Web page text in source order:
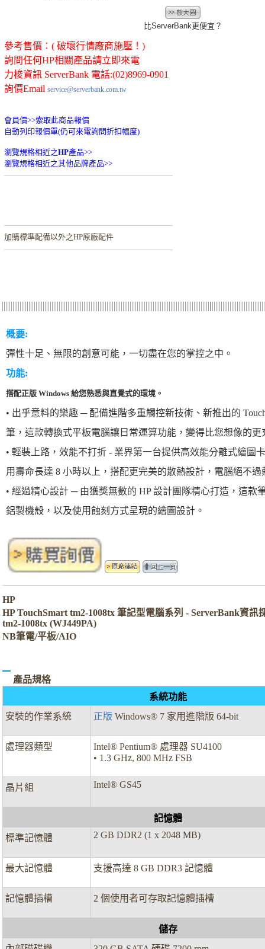
比ServerBank更便宜？
參考售價：( 破壞行情廠商施壓！)
詢問任何HP相關產品請立即來電
力梭資訊 ServerBank 電話:(02)8969-0901
詢價Email service@serverbank.com.tw
會員價>>索取此商品報價
自動列印報價單(仍可來電詢問折扣幅度)
瀏覽規格相近之HP產品>>
瀏覽規格相近之其他品牌產品>>
加購標準配備以外之HP原廠配件
概要:
彈性十足、無限的創意可能，一切盡在您的掌控之中。
功能:
搭配正版 Windows 給您熟悉與直覺式的環境。
• 出乎意料的樂趣 ─ 配備進階多重觸控新技術、新推出的
筆，這款轉換式平板電腦讓日常運算功能，變得比您想像的更
• 輕裝上路，效能不打折 - 業界第一台提供高效能分離式繪圖
用壽命長達 8 小時以上，搭配更完美的散熱設計，電腦絕不過
• 經過精心設計 ─ 由獲獎無數的 HP 設計團隊精心打造，這款
鋁製機殼，以及使用蝕刻方式呈現的繪圖設計。
HP
HP TouchSmart tm2-1008tx 筆記型電腦系列 - ServerBank資訊
tm2-1008tx (WJ449PA)
NB筆電/平板/AIO
產品規格
系統功能
安裝的作業系統
正版 Windows® 7 家用進階版 64-bit
處理器類型
Intel® Pentium® 處理器 SU4100
• 1.3 GHz, 800 MHz FSB
晶片組 Intel® GS45
記憶體
標準記憶體
2 GB DDR2 (1 x 2048 MB)
最大記憶體 支援高達 8 GB DDR3 記憶體
記憶體插槽 2 個使用者可存取記憶體插槽
儲存